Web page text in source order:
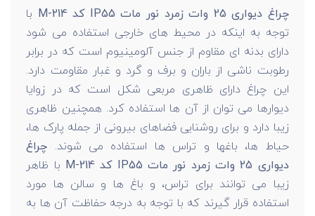
چراغ دیواری 25 وات زمرد نور مات IP55 کد M-214
با
توجه به اینکه در محیط های خارجی استفاده می شود
دارای بدنه ای مقاوم از جنس آلومینیوم است که در برابر
رطوبت ناشی از باران و برف و گرد و غبار مقاومت دارد.
این چراغ دارای ظاهری مربعی شکل است که در زوایا
دیوارها می توان از آن ها استفاده کرد. همچنین ظاهری
زیبا دارد و برای روشنایی فضاهای بیرونی از جمله پارک ها،
حیاط ها، باغها و تراس ها استفاده می شوند. چراغ
دیواری 25 وات زمرد نور مات IP55 کد M-214
با ظاهر
زیبا می توانند برای تراس، و باغ ها و سالن ها مورد
استفاده قرار گیرند که با توجه به درجه حفاظت آن ها به